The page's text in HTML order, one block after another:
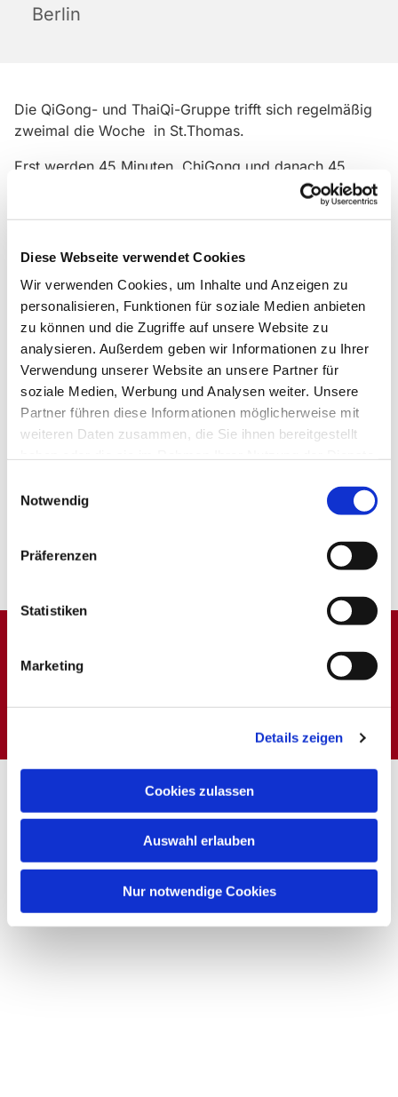
Diese Webseite verwendet Cookies
Wir verwenden Cookies, um Inhalte und Anzeigen zu
personalisieren, Funktionen für soziale Medien anbieten
zu können und die Zugriffe auf unsere Website zu
analysieren. Außerdem geben wir Informationen zu Ihrer
Verwendung unserer Website an unsere Partner für
soziale Medien, Werbung und Analysen weiter. Unsere
Partner führen diese Informationen möglicherweise mit
weiteren Daten zusammen, die Sie ihnen bereitgestellt
Notwendig
Präferenzen
Statistiken
Marketing
Details zeigen
Cookies zulassen
Auswahl erlauben
Nur notwendige Cookies
Berlin
Die QiGong- und ThaiQi-Gruppe trifft sich regelmäßig
zweimal die Woche in St.Thomas.
Erst werden 45 Minuten ChiGong und danach 45
Minuten ThaiChi gemacht. Wer Lust hat kann beides
Dies könnte Sie auch